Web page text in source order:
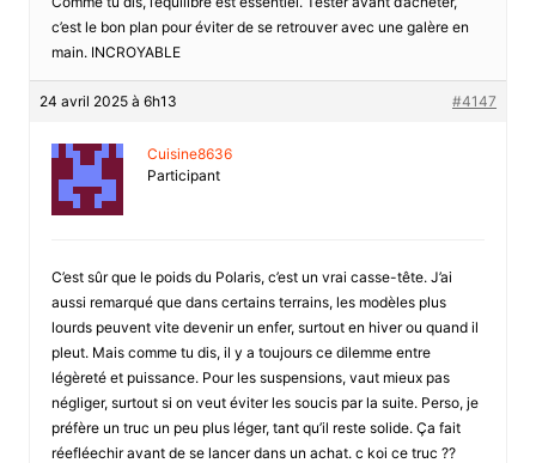
c’est le bon plan pour éviter de se retrouver avec une galère en
main. INCROYABLE
24 avril 2025 à 6h13 #4147
Cuisine8636
Participant
C’est sûr que le poids du Polaris, c’est un vrai casse-tête. J’ai
aussi remarqué que dans certains terrains, les modèles plus
lourds peuvent vite devenir un enfer, surtout en hiver ou quand il
pleut. Mais comme tu dis, il y a toujours ce dilemme entre
légèreté et puissance. Pour les suspensions, vaut mieux pas
négliger, surtout si on veut éviter les soucis par la suite. Perso, je
préfère un truc un peu plus léger, tant qu’il reste solide. Ça fait
réefléechir avant de se lancer dans un achat. c koi ce truc ??